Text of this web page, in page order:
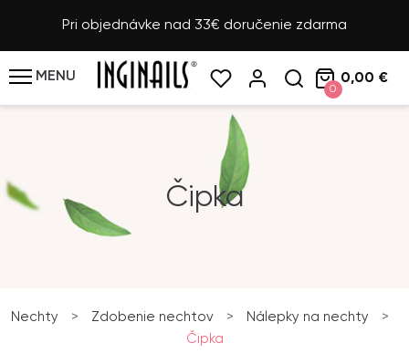
Pri objednávke nad 33€ doručenie zdarma
MENU
0
0,00 €
Čipka
Nechty > Zdobenie nechtov > Nálepky na nechty
>
Čipka